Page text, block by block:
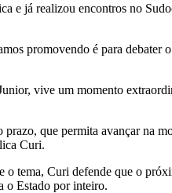
e já realizou encontros no
promovendo é para
vive um momento
que permita avançar na
Curi.
tema, Curi defende que o
o Estado por inteiro.